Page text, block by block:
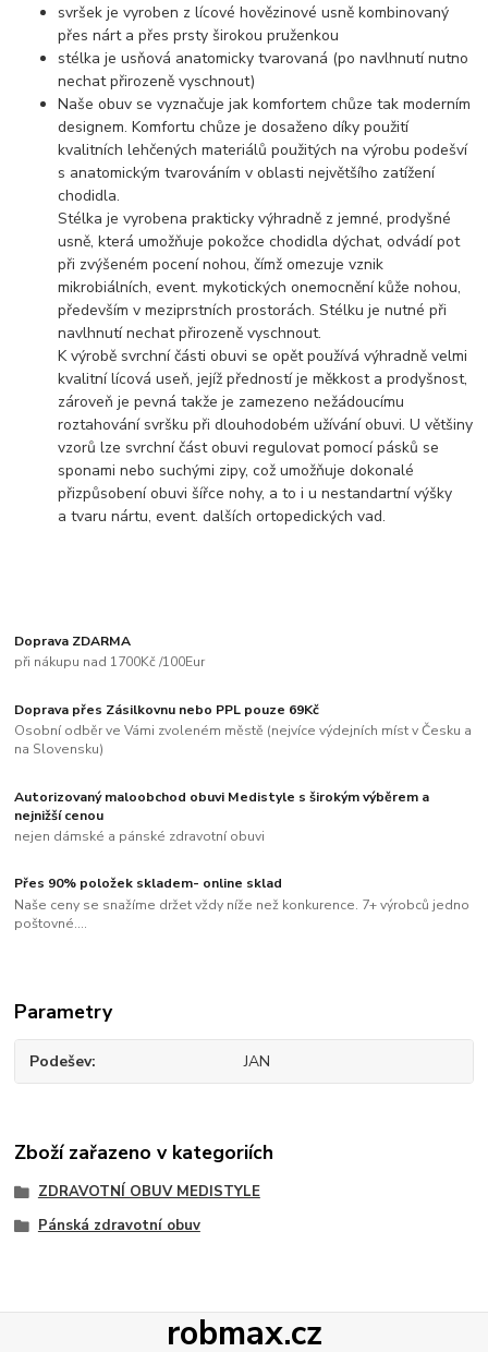
Doprava ZDARMA
při nákupu nad 1700Kč /100Eur
Doprava přes Zásilkovnu nebo PPL pouze 69Kč
Osobní odběr ve Vámi zvoleném městě (nejvíce výdejních míst v Česku a
na Slovensku)
Autorizovaný maloobchod obuvi Medistyle s širokým výběrem a
nejnižší cenou
nejen dámské a pánské zdravotní obuvi
Přes 90% položek skladem- online sklad
Naše ceny se snažíme držet vždy níže než konkurence. 7+ výrobců jedno
poštovné....
svršek je vyroben z lícové hovězinové usně kombinovaný
přes nárt a přes prsty širokou pruženkou
stélka je usňová anatomicky tvarovaná (po navlhnutí nutno
nechat přirozeně vyschnout)
Naše obuv se vyznačuje jak komfortem chůze tak moderním
designem. Komfortu chůze je dosaženo díky použití
kvalitních lehčených materiálů použitých na výrobu podešví
s anatomickým tvarováním v oblasti největšího zatížení
chodidla.
Stélka je vyrobena prakticky výhradně z jemné, prodyšné
usně, která umožňuje pokožce chodidla dýchat, odvádí pot
při zvýšeném pocení nohou, čímž omezuje vznik
mikrobiálních, event. mykotických onemocnění kůže nohou,
především v meziprstních prostorách. Stélku je nutné při
navlhnutí nechat přirozeně vyschnout.
K výrobě svrchní části obuvi se opět používá výhradně velmi
kvalitní lícová useň, jejíž předností je měkkost a prodyšnost,
zároveň je pevná takže je zamezeno nežádoucímu
roztahování svršku při dlouhodobém užívání obuvi. U většiny
vzorů lze svrchní část obuvi regulovat pomocí pásků se
sponami nebo suchými zipy, což umožňuje dokonalé
přizpůsobení obuvi šířce nohy, a to i u nestandartní výšky
a tvaru nártu, event. dalších ortopedických vad.
Parametry
Podešev JAN
Zboží zařazeno v kategoriích
ZDRAVOTNÍ OBUV MEDISTYLE
Pánská zdravotní obuv
robmax.cz